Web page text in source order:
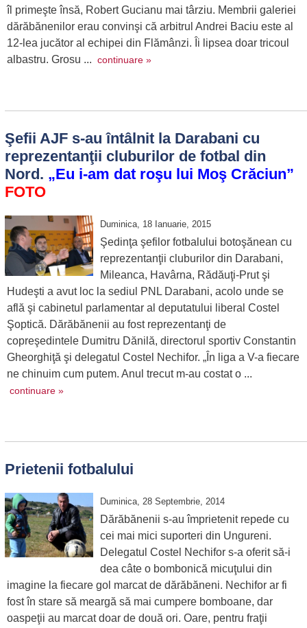
îl primeşte însă, Robert Gucianu mai târziu. Membrii galeriei
dărăbănenilor erau convinşi că arbitrul Andrei Baciu este al
12-lea jucător al echipei din Flămânzi. Îi lipsea doar tricoul
albastru. Grosu ... continuare »
Şefii AJF s-au întâlnit la Darabani cu
reprezentanţii cluburilor de fotbal din
Nord. „Eu i-am dat roşu lui Moş Crăciun”
FOTO
Duminica, 18 Ianuarie, 2015
Şedinţa şefilor fotbalului botoşănean cu
reprezentanţii cluburilor din Darabani,
Mileanca, Havârna, Rădăuţi-Prut şi
Hudeşti a avut loc la sediul PNL Darabani, acolo unde se
află şi cabinetul parlamentar al deputatului liberal Costel
Şoptică. Dărăbănenii au fost reprezentanţi de
copreşedintele Dumitru Dănilă, directorul sportiv Constantin
Gheorghiţă şi delegatul Costel Nechifor. „În liga a V-a fiecare
ne chinuim cum putem. Anul trecut m-au costat o ...
continuare »
Prietenii fotbalului
Duminica, 28 Septembrie, 2014
Dărăbănenii s-au împrietenit repede cu
cei mai mici suporteri din Ungureni.
Delegatul Costel Nechifor s-a oferit să-i
dea câte o bombonică micuţului din
imagine la fiecare gol marcat de dărăbăneni. Nechifor ar fi
fost în stare să meargă să mai cumpere bomboane, dar
oaspeţii au marcat doar de două ori. Oare, pentru fraţii